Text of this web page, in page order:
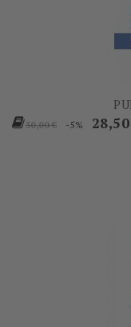
Prezzo
30,00 € -5%